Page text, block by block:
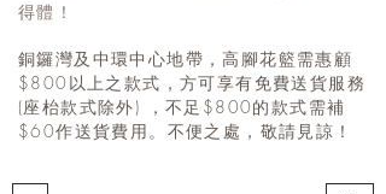
得體！
銅鑼灣及中環中心地帶，高腳花籃需惠顧
$800以上之款式，方可享有免費送貨服務
(座枱款式除外) ，不足$800的款式需補
$60作送貨費用。不便之處，敬請見諒！